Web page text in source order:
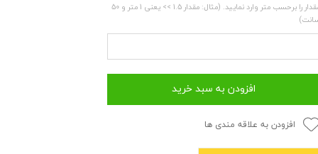
مقدار را برحسب متر وارد نمایید. (مثال: مقدار 1.5 >> یعنی 1 متر و 50
افزودن به سبد خرید
افزودن به علاقه مندی ها